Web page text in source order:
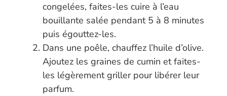
congelées, faites-les cuire à l’eau
bouillante salée pendant 5 à 8 minutes
puis égouttez-les.
Dans une poêle, chauffez l’huile d’olive.
Ajoutez les graines de cumin et faites-
les légèrement griller pour libérer leur
parfum.